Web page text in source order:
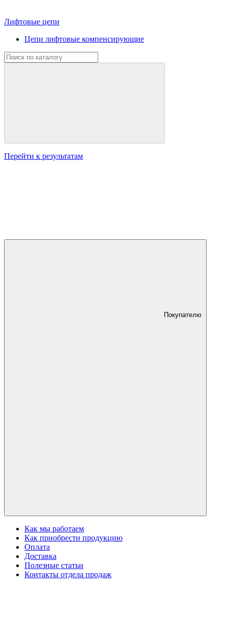
Лифтовые цепи
Цепи лифтовые компенсирующие
Перейти к результатам
Покупателю
Как мы работаем
Как приобрести продукцию
Оплата
Доставка
Полезные статьи
Контакты отдела продаж